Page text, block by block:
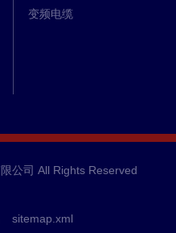
变频电缆
公司 All Rights Reserved
sitemap.xml